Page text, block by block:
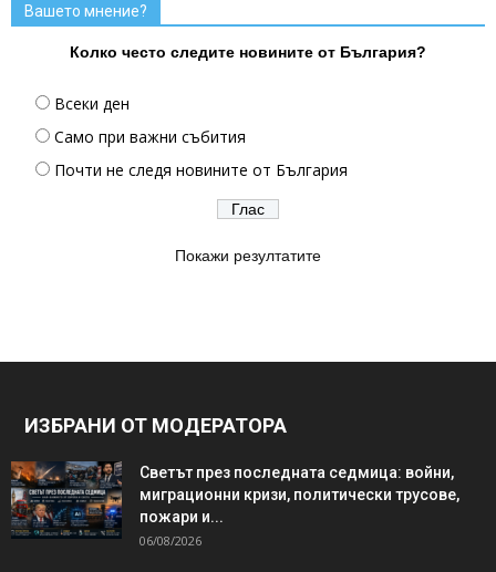
Вашето мнение?
Колко често следите новините от България?
Всеки ден
Само при важни събития
Почти не следя новините от България
Покажи резултатите
ИЗБРАНИ ОТ МОДЕРАТОРА
Светът през последната седмица: войни,
миграционни кризи, политически трусове,
пожари и...
06/08/2026